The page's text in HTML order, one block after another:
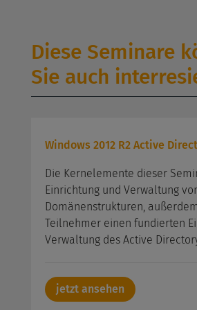
Diese Seminare
Sie auch
Windows 2012 R2 Active
Die Kernelemente dieser
Einrichtung und Verwaltung
Domänenstrukturen,
Teilnehmer einen fundierten
Verwaltung des Active
jetzt ansehen